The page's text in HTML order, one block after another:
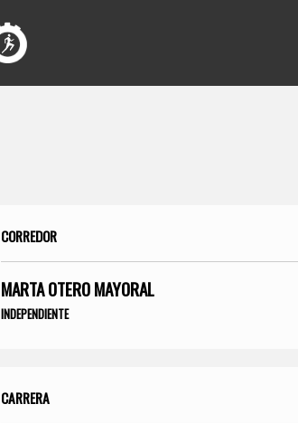
CORREDOR
MARTA OTERO MAYORAL
INDEPENDIENTE
CARRERA